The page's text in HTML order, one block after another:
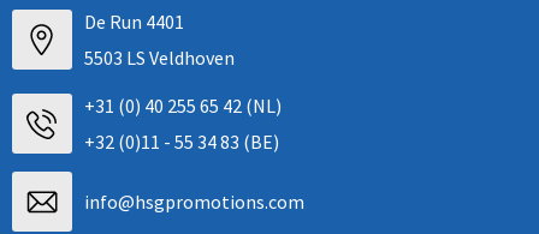
De Run 4401
5503 LS Veldhoven
+31 (0) 40 255 65 42 (NL)
+32 (0)11 - 55 34 83 (BE)
info@hsgpromotions.com